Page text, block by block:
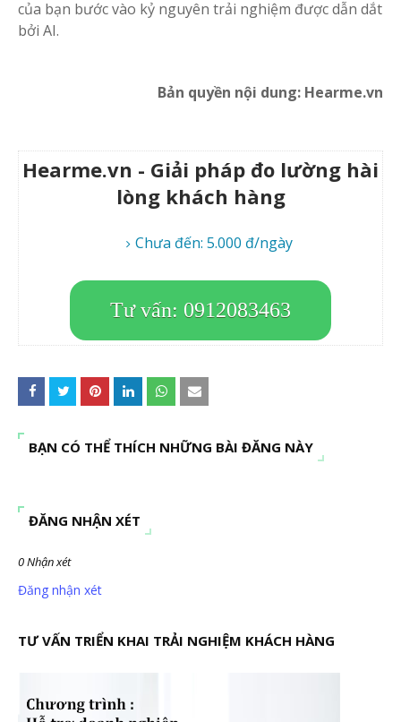
của bạn bước vào kỷ nguyên trải nghiệm được dẫn dắt
bởi AI.
Bản quyền nội dung: Hearme.vn
Hearme.vn - Giải pháp đo lường hài
lòng khách hàng
Chưa đến: 5.000 đ/ngày
Tư vấn: 0912083463
BẠN CÓ THỂ THÍCH NHỮNG BÀI ĐĂNG NÀY
ĐĂNG NHẬN XÉT
0 Nhận xét
Đăng nhận xét
TƯ VẤN TRIỂN KHAI TRẢI NGHIỆM KHÁCH HÀNG